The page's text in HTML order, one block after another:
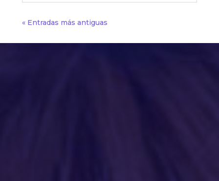
« Entradas más antiguas